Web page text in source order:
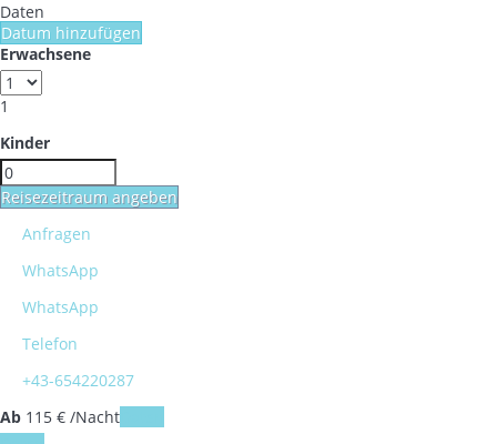
Daten
Datum hinzufügen
Erwachsene
1
Kinder
Reisezeitraum angeben
Anfragen
WhatsApp
WhatsApp
Telefon
+43-654220287
Ab 115 € /Nacht